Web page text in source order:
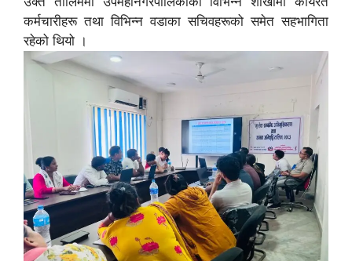
कर्मचारीहरू तथा विभिन्न वडाका सचिवहरूको समेत सहभागिता
रहेको थियो ।